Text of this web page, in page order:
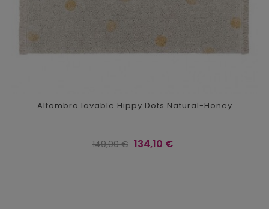
Alfombra lavable Hippy Dots Natural-Honey
Precio
149,00 € Precio
134,10 €